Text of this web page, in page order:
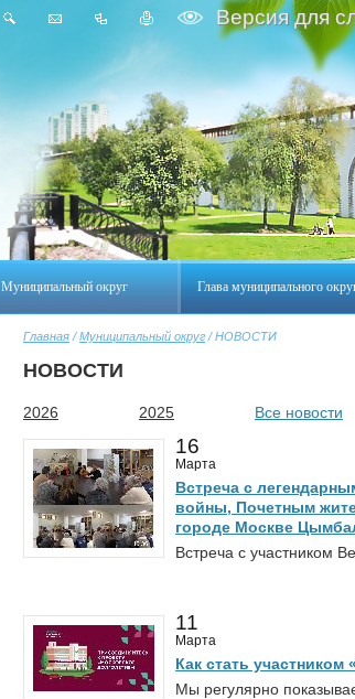
Муниципальный округ Глава муниципального
Версия для
Главная /Муниципальный округ / НОВОСТИ
НОВОСТИ
2026 2025 Все новости
16
Марта
Встреча с
войны, Почетным
городе Москве
Встреча с участником
11
Марта
Как стать участником
Мы регулярно